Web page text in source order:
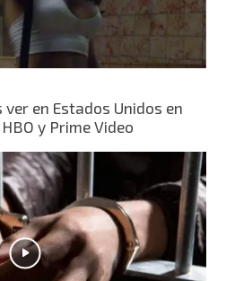
en Estados Unidos en
y Prime Video